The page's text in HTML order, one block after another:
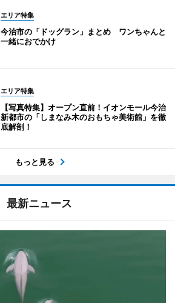
エリア特集
今治市の「ドッグラン」まとめ ワンちゃんと
一緒におでかけ
エリア特集
【写真特集】オープン直前！イオンモール今治
新都市の「しまなみ木のおもちゃ美術館」を徹
底解剖！
もっと見る
最新ニュース